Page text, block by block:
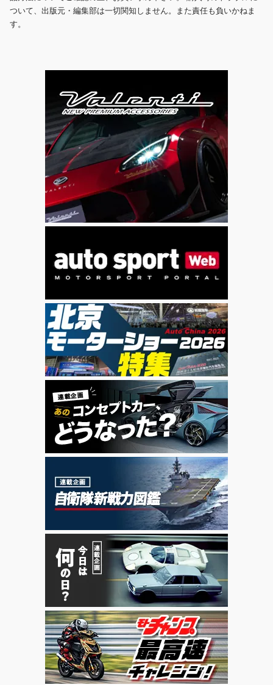
ついて、出版元・編集部は一切関知しません。また責任も負いかねま
す。